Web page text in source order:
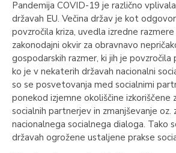
Pandemija COVID-19 je različno
državah EU. Večina držav je kot
povzročila kriza, uvedla izredne
zakonodajni okvir za obravnavo
gospodarskih razmer, ki jih je
ko je v nekaterih državah nacionalni
so se posvetovanja med socialnimi
ponekod izjemne okoliščine izkoriščene
socialnih partnerjev in zmanjševanje oz.
nacionalnega socialnega dialoga. Tako
državah ogrožene ustaljene prakse